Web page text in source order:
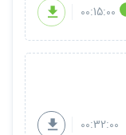
00:15:00
00:32:00